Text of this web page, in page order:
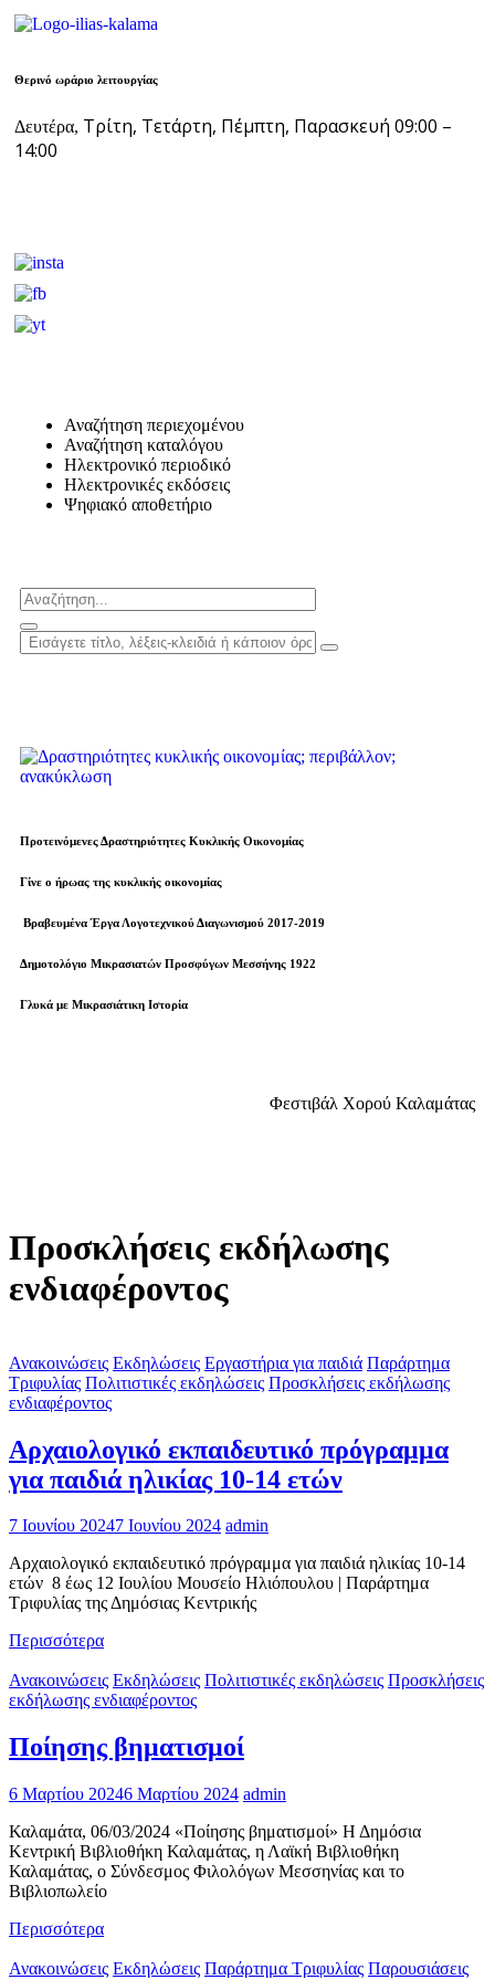
Θερινό ωράριο λειτουργίας
Δευτέρα, Τρίτη, Τετάρτη, Πέμπτη, Παρασκευή 09:00 –
14:00
Αναζήτηση περιεχομένου
Αναζήτηση καταλόγου
Ηλεκτρονικό περιοδικό
Ηλεκτρονικές εκδόσεις
Ψηφιακό αποθετήριο
Προτεινόμενες Δραστηριότητες Κυκλικής Οικονομίας
Γίνε ο ήρωας της κυκλικής οικονομίας
Βραβευµένα Έργα Λογοτεχνικού Διαγωνισμού 2017-2019
Δημοτολόγιο Μικρασιατών Προσφύγων Μεσσήνης 1922
Γλυκά με Μικρασιάτικη Ιστορία
Φεστιβάλ Χορού Καλαμάτας
Προσκλήσεις εκδήλωσης
ενδιαφέροντος
Ανακοινώσεις Εκδηλώσεις Εργαστήρια για παιδιά Παράρτημα
Τριφυλίας Πολιτιστικές εκδηλώσεις Προσκλήσεις εκδήλωσης
ενδιαφέροντος
Aρχαιολογικό εκπαιδευτικό πρόγραμμα
για παιδιά ηλικίας 10-14 ετών
7 Ιουνίου 20247 Ιουνίου 2024 admin
Aρχαιολογικό εκπαιδευτικό πρόγραμμα για παιδιά ηλικίας 10-14
ετών 8 έως 12 Ιουλίου Μουσείο Ηλιόπουλου | Παράρτημα
Τριφυλίας της Δημόσιας Κεντρικής
Περισσότερα
Ανακοινώσεις Εκδηλώσεις Πολιτιστικές εκδηλώσεις Προσκλήσεις
εκδήλωσης ενδιαφέροντος
Ποίησης βηματισμοί
6 Μαρτίου 20246 Μαρτίου 2024 admin
Καλαμάτα, 06/03/2024 «Ποίησης βηματισμοί» Η Δημόσια
Κεντρική Βιβλιοθήκη Καλαμάτας, η Λαϊκή Βιβλιοθήκη
Καλαμάτας, ο Σύνδεσμος Φιλολόγων Μεσσηνίας και το
Βιβλιοπωλείο
Περισσότερα
Ανακοινώσεις Εκδηλώσεις Παράρτημα Τριφυλίας Παρουσιάσεις